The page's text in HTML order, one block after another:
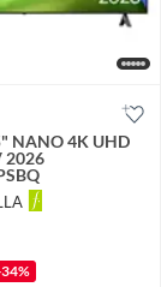
NANO 4K UHD
2026